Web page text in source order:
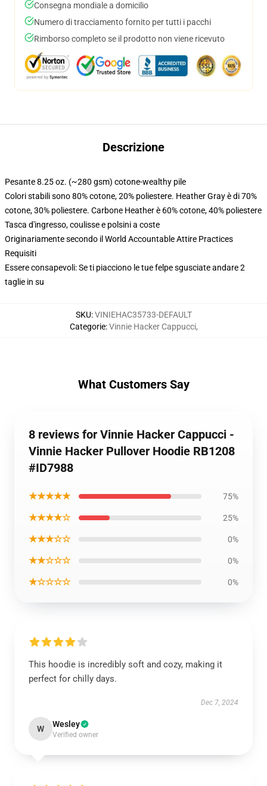
Consegna mondiale a domicilio
Numero di tracciamento fornito per tutti i pacchi
Rimborso completo se il prodotto non viene ricevuto
Descrizione
Pesante 8.25 oz. (~280 gsm) cotone-wealthy pile
Colori stabili sono 80% cotone, 20% poliestere. Heather Gray è di 70%
cotone, 30% poliestere. Carbone Heather è 60% cotone, 40% poliestere
Tasca d'ingresso, coulisse e polsini a coste
Originariamente secondo il World Accountable Attire Practices
Requisiti
Essere consapevoli: Se ti piacciono le tue felpe sgusciate andare 2
taglie in su
SKU:VINIEHAC35733-DEFAULT
Categorie:Vinnie Hacker Cappucci,
What Customers Say
8 reviews for Vinnie Hacker Cappucci -
Vinnie Hacker Pullover Hoodie RB1208
#ID7988
★★★★★ 75%
★★★★☆ 25%
★★★☆☆ 0%
★★☆☆☆ 0%
★☆☆☆☆ 0%
This hoodie is incredibly soft and cozy, making it
perfect for chilly days.
Dec 7, 2024
W Wesley
Verified owner